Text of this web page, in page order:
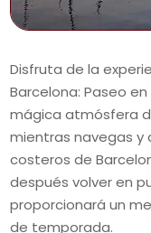
Disfruta de la
Barcelona: Paseo
mágica atmósfera
mientras navegas y
costeros de
después volver en
proporcionará un
de temporada.